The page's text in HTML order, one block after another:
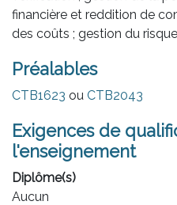
financière et reddition de
des coûts ; gestion du
Préalables
CTB1623 ou CTB2043
Exigences de
l'enseignement
Diplôme(s)
Aucun